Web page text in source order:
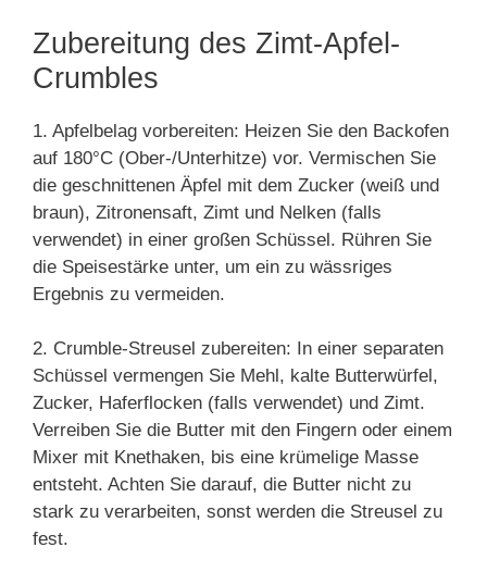
Zubereitung des Zimt-Apfel-
Crumbles
1. Apfelbelag vorbereiten: Heizen Sie den Backofen
auf 180°C (Ober-/Unterhitze) vor. Vermischen Sie
die geschnittenen Äpfel mit dem Zucker (weiß und
braun), Zitronensaft, Zimt und Nelken (falls
verwendet) in einer großen Schüssel. Rühren Sie
die Speisestärke unter, um ein zu wässriges
Ergebnis zu vermeiden.
2. Crumble-Streusel zubereiten: In einer separaten
Schüssel vermengen Sie Mehl, kalte Butterwürfel,
Zucker, Haferflocken (falls verwendet) und Zimt.
Verreiben Sie die Butter mit den Fingern oder einem
Mixer mit Knethaken, bis eine krümelige Masse
entsteht. Achten Sie darauf, die Butter nicht zu
stark zu verarbeiten, sonst werden die Streusel zu
fest.